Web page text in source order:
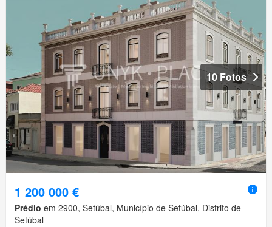
10 Fotos
1 200 000 €
Prédio em 2900, Setúbal, Município de Setúbal, Distrito de
Setúbal